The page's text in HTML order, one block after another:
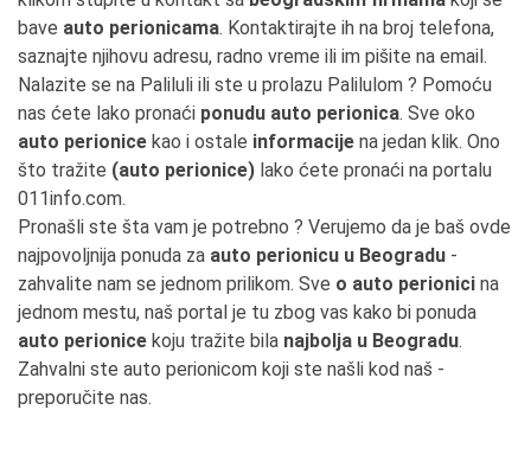
bave auto perionicama. Kontaktirajte ih na broj telefona,
saznajte njihovu adresu, radno vreme ili im pišite na email.
Nalazite se na Paliluli ili ste u prolazu Palilulom ? Pomoću
nas ćete lako pronaći ponudu auto perionica. Sve oko
auto perionice kao i ostale informacije na jedan klik. Ono
što tražite (auto perionice) lako ćete pronaći na portalu
011info.com.
Pronašli ste šta vam je potrebno ? Verujemo da je baš ovde
najpovoljnija ponuda za auto perionicu u Beogradu -
zahvalite nam se jednom prilikom. Sve o auto perionici na
jednom mestu, naš portal je tu zbog vas kako bi ponuda
auto perionice koju tražite bila najbolja u Beogradu.
Zahvalni ste auto perionicom koji ste našli kod naš -
preporučite nas.